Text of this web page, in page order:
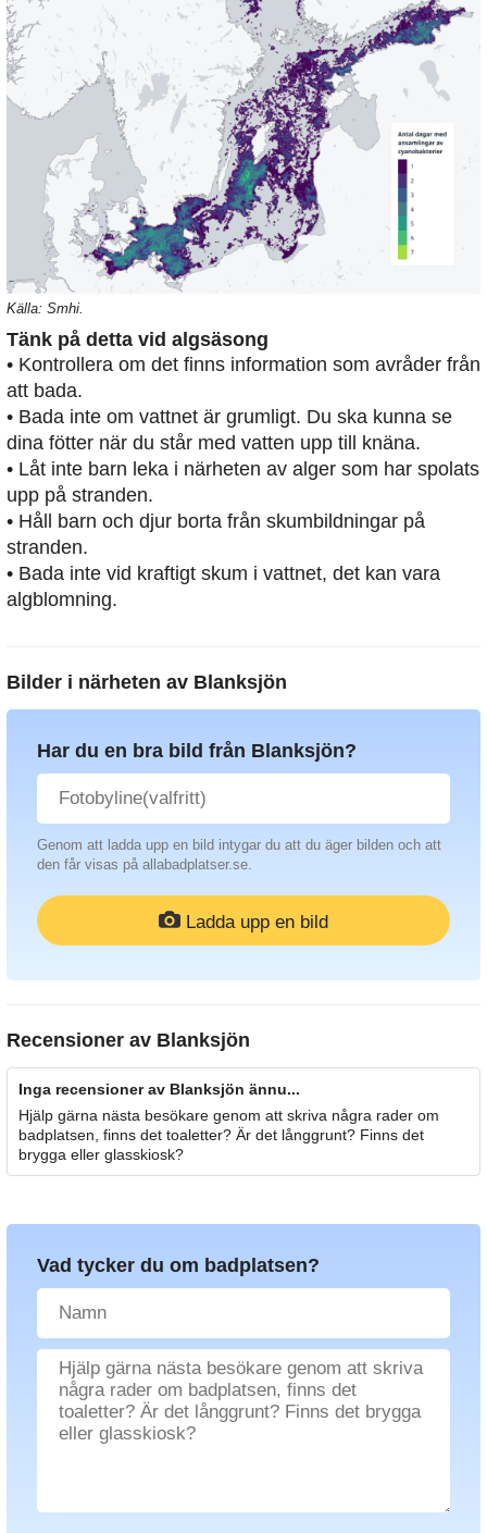
Källa: Smhi.
Tänk på detta vid algsäsong
• Kontrollera om det finns information som avråder från
att bada.
• Bada inte om vattnet är grumligt. Du ska kunna se
dina fötter när du står med vatten upp till knäna.
• Låt inte barn leka i närheten av alger som har spolats
upp på stranden.
• Håll barn och djur borta från skumbildningar på
stranden.
• Bada inte vid kraftigt skum i vattnet, det kan vara
algblomning.
Bilder i närheten av Blanksjön
Har du en bra bild från Blanksjön?
Genom att ladda upp en bild intygar du att du äger bilden och att
den får visas på allabadplatser.se.
Ladda upp en bild
Recensioner av Blanksjön
Inga recensioner av Blanksjön ännu...
Hjälp gärna nästa besökare genom att skriva några rader om
badplatsen, finns det toaletter? Är det långgrunt? Finns det
brygga eller glasskiosk?
Vad tycker du om badplatsen?